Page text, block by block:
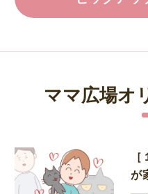
ママ広場オ
が